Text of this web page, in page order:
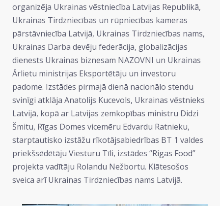
organizēja Ukrainas vēstniecība Latvijas Republikā,
Ukrainas Tirdzniecības un rūpniecības kameras
pārstāvniecība Latvijā, Ukrainas Tirdzniecības nams,
Ukrainas Darba devēju federācija, globalizācijas
dienests Ukrainas biznesam NAZOVNI un Ukrainas
Ārlietu ministrijas Eksportētāju un investoru
padome. Izstādes pirmajā dienā nacionālo stendu
svinīgi atklāja Anatolijs Kucevols, Ukrainas vēstnieks
Latvijā, kopā ar Latvijas zemkopības ministru Didzi
Šmitu, Rīgas Domes vicemēru Edvardu Ratnieku,
starptautisko izstāžu rīkotājsabiedrības BT 1 valdes
priekšsēdētāju Viesturu Tīli, izstādes “Rigas Food”
projekta vadītāju Rolandu Nežbortu. Klātesošos
sveica arī Ukrainas Tirdzniecības nams Latvijā.